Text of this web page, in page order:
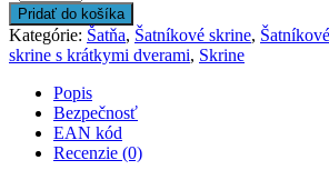
Pridať do košíka
Kategórie: Šatňa, Šatníkové skrine,
skrine s krátkymi dverami, Skrine
Popis
Bezpečnosť
EAN kód
Recenzie (0)